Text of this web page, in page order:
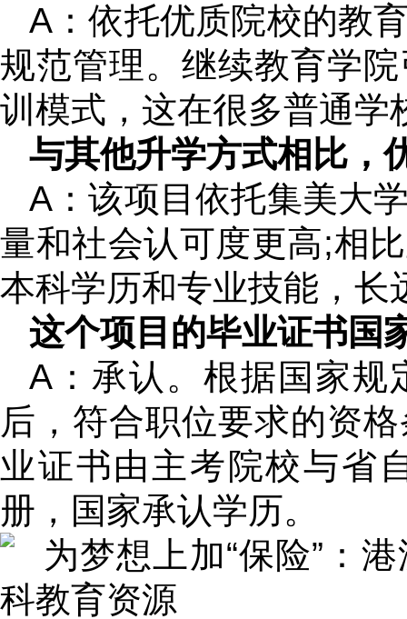
A：依托优质院校的教
规范管理。继续教育学
训模式，这在很多普通学
与其他升学方式相比，
A：该项目依托集美大
量和社会认可度更高;相
本科学历和专业技能，长
这个项目的毕业证书国
A：承认。根据国家规
后，符合职位要求的资
业证书由主考院校与省
册，国家承认学历。